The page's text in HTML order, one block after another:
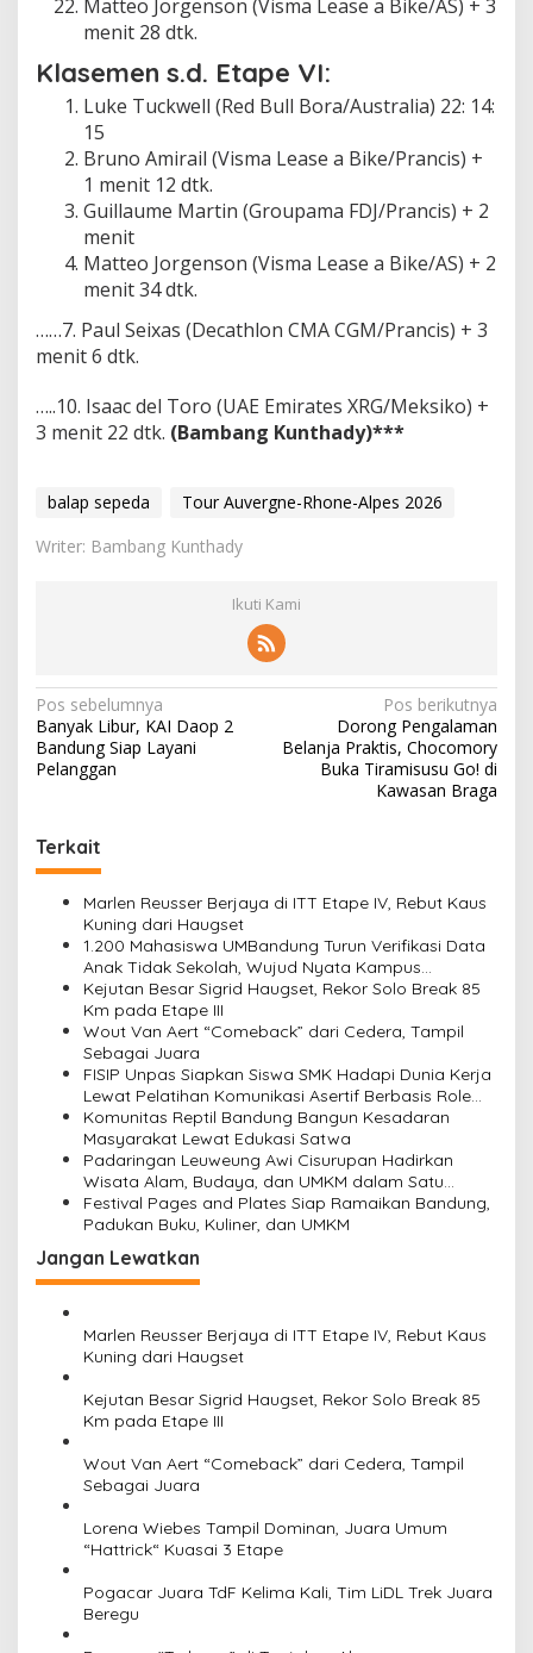
Matteo Jorgenson (Visma Lease a Bike/AS) + 3
menit 28 dtk.
Klasemen s.d. Etape VI:
Luke Tuckwell (Red Bull Bora/Australia) 22: 14:
15
Bruno Amirail (Visma Lease a Bike/Prancis) +
1 menit 12 dtk.
Guillaume Martin (Groupama FDJ/Prancis) + 2
menit
Matteo Jorgenson (Visma Lease a Bike/AS) + 2
menit 34 dtk.
……7. Paul Seixas (Decathlon CMA CGM/Prancis) + 3
menit 6 dtk.
…..10. Isaac del Toro (UAE Emirates XRG/Meksiko) +
3 menit 22 dtk. (Bambang Kunthady)***
balap sepeda
Tour Auvergne-Rhone-Alpes 2026
Writer: Bambang Kunthady
Ikuti Kami
N
a
v
g
a
Pos sebelumnya
Banyak Libur, KAI Daop 2
Bandung Siap Layani
Pelanggan
Pos berikutnya
Dorong Pengalaman
Belanja Praktis, Chocomory
Buka Tiramisusu Go! di
Kawasan Braga
Terkait
Marlen Reusser Berjaya di ITT Etape IV, Rebut Kaus
Kuning dari Haugset
1.200 Mahasiswa UMBandung Turun Verifikasi Data
Anak Tidak Sekolah, Wujud Nyata Kampus
Membantu Jawa Barat Menyelamatkan Generasi
Kejutan Besar Sigrid Haugset, Rekor Solo Break 85
Km pada Etape III
Wout Van Aert “Comeback” dari Cedera, Tampil
Sebagai Juara
FISIP Unpas Siapkan Siswa SMK Hadapi Dunia Kerja
Lewat Pelatihan Komunikasi Asertif Berbasis Role
Play
Komunitas Reptil Bandung Bangun Kesadaran
Masyarakat Lewat Edukasi Satwa
Padaringan Leuweung Awi Cisurupan Hadirkan
Wisata Alam, Budaya, dan UMKM dalam Satu
Kawasan
Festival Pages and Plates Siap Ramaikan Bandung,
Padukan Buku, Kuliner, dan UMKM
Jangan Lewatkan
Marlen Reusser Berjaya di ITT Etape IV, Rebut Kaus
Kuning dari Haugset
Kejutan Besar Sigrid Haugset, Rekor Solo Break 85
Km pada Etape III
Wout Van Aert “Comeback” dari Cedera, Tampil
Sebagai Juara
Lorena Wiebes Tampil Dominan, Juara Umum
“Hattrick“ Kuasai 3 Etape
Pogacar Juara TdF Kelima Kali, Tim LiDL Trek Juara
Beregu